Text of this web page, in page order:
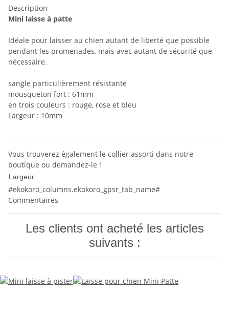
Description
Mini laisse à patte
Idéale pour laisser au chien autant de liberté que possible
pendant les promenades, mais avec autant de sécurité que
nécessaire.
sangle particulièrement résistante
mousqueton fort : 61mm
en trois couleurs : rouge, rose et bleu
Largeur : 10mm
Vous trouverez également le collier assorti dans notre
boutique ou demandez-le !
Largeur:
#ekokoro_columns.ekokoro_gpsr_tab_name#
Commentaires
Les clients ont acheté les articles
suivants :